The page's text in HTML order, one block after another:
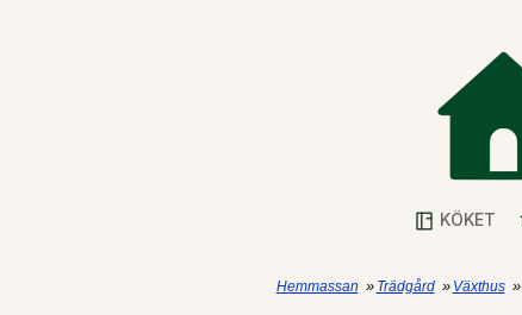
KÖKET
Hemmassan » Trädgård » Växthus »